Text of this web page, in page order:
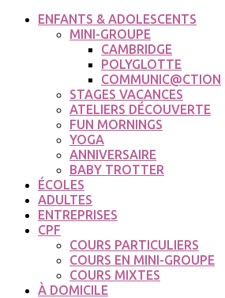
ENFANTS & ADOLESCENTS
MINI-GROUPE
CAMBRIDGE
POLYGLOTTE
COMMUNIC@CTION
STAGES VACANCES
ATELIERS DÉCOUVERTE
FUN MORNINGS
YOGA
ANNIVERSAIRE
BABY TROTTER
ÉCOLES
ADULTES
ENTREPRISES
CPF
COURS PARTICULIERS
COURS EN MINI-GROUPE
COURS MIXTES
À DOMICILE